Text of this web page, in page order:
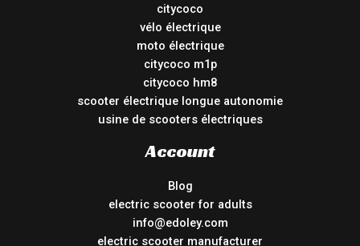
citycoco
vélo électrique
moto électrique
citycoco m1p
citycoco hm8
scooter électrique longue autonomie
usine de scooters électriques
Account
Blog
electric scooter for adults
info@edoley.com
electric scooter manufacturer